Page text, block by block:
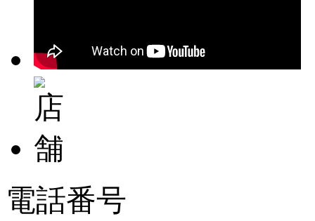
電話番号